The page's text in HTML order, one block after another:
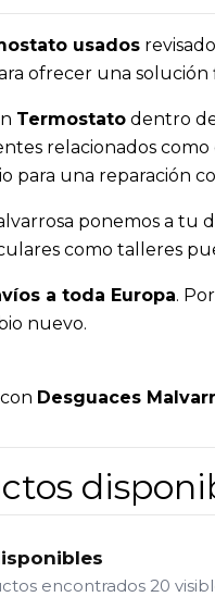
usados
ofrecer una solución
Termostato dentro
relacionados
para una reparación
ponemos a
como talleres
a toda Europa.
nuevo.
Desguaces
encontrados 20